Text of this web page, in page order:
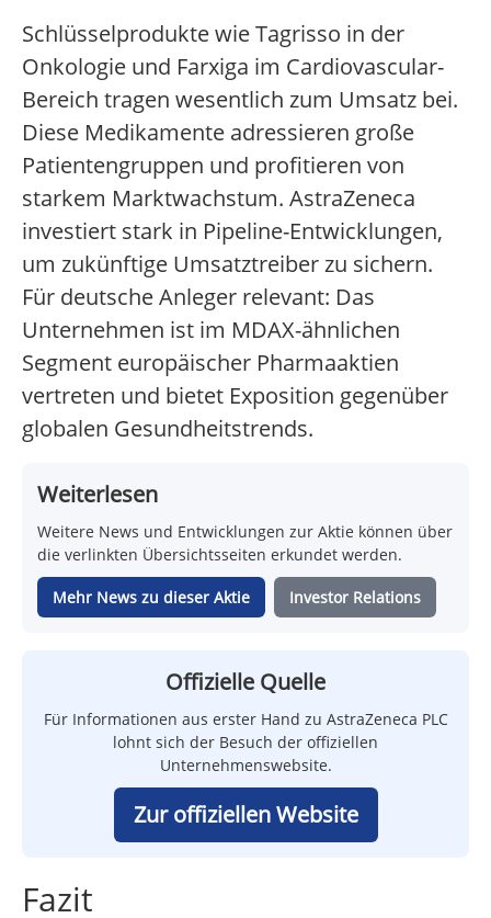
Schlüsselprodukte wie Tagrisso in der
Onkologie und Farxiga im Cardiovascular-
Bereich tragen wesentlich zum Umsatz bei.
Diese Medikamente adressieren große
Patientengruppen und profitieren von
starkem Marktwachstum. AstraZeneca
investiert stark in Pipeline-Entwicklungen,
um zukünftige Umsatztreiber zu sichern.
Für deutsche Anleger relevant: Das
Unternehmen ist im MDAX-ähnlichen
Segment europäischer Pharmaaktien
vertreten und bietet Exposition gegenüber
globalen Gesundheitstrends.
Weiterlesen
Weitere News und Entwicklungen zur Aktie können über
die verlinkten Übersichtsseiten erkundet werden.
Mehr News zu dieser Aktie Investor Relations
Offizielle Quelle
Für Informationen aus erster Hand zu AstraZeneca PLC
lohnt sich der Besuch der offiziellen
Unternehmenswebsite.
Zur offiziellen Website
Fazit